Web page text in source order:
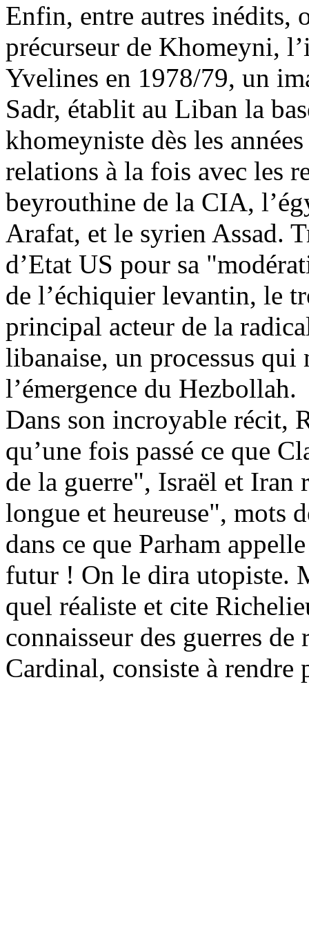
Enfin, entre autres inédits,
précurseur de Khomeyni,
Yvelines en 1978/79, un
Sadr, établit au Liban la
khomeyniste dès les
relations à la fois avec les
beyrouthine de la CIA,
Arafat, et le syrien Assad.
d’Etat US pour sa
de l’échiquier levantin, le
principal acteur de la
libanaise, un processus qui
l’émergence du Hezbollah.
Dans son incroyable récit,
qu’une fois passé ce que
de la guerre", Israël et
longue et heureuse", mots
dans ce que Parham
futur ! On le dira utopiste.
quel réaliste et cite
connaisseur des guerres
Cardinal, consiste à rendre